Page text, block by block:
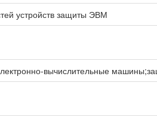
устройств защиты ЭВМ
вычислительные